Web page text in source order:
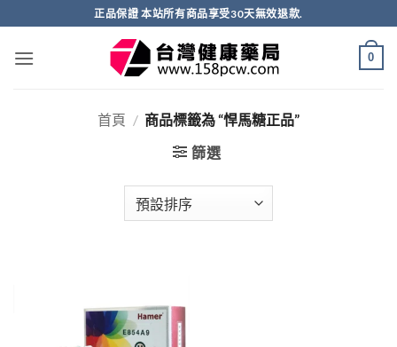
轉
正品保證 本站所有商品享受30天無效退款.
0
首頁 / 商品標籤為 “悍馬糖正品”
篩選